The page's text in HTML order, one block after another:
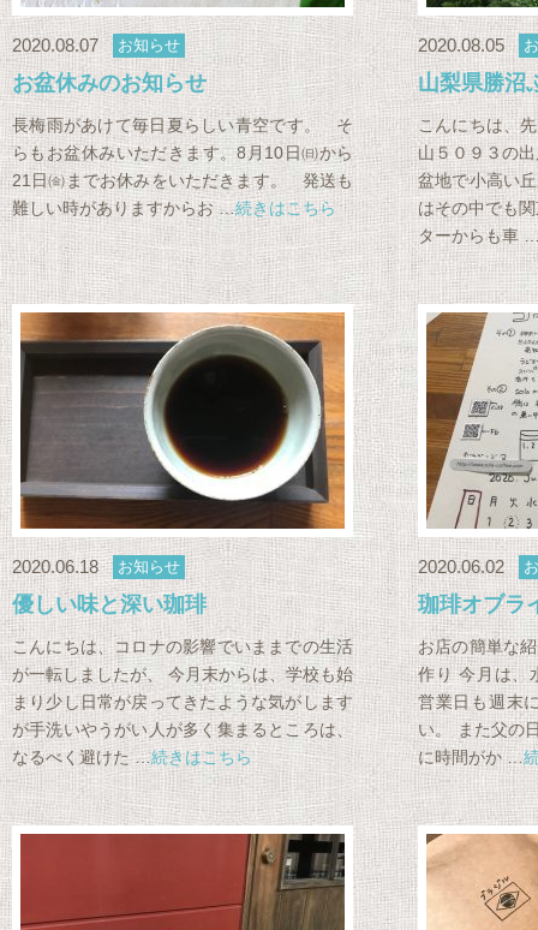
2020.08.07 お知らせ
お盆休みのお知らせ
長梅雨があけて毎日夏らしい青空です。 そ
らもお盆休みいただきます。8月10日㈰から
21日㈮までお休みをいただきます。 発送も
難しい時がありますからお …続きはこちら
2020.08.05
山梨県勝沼
こんにちは、
山５０９３の
盆地で小高い
はその中でも
ターからも車
2020.06.18 お知らせ
優しい味と深い珈琲
こんにちは、コロナの影響でいままでの生活
が一転しましたが、 今月末からは、学校も始
まり少し日常が戻ってきたような気がします
が手洗いやうがい人が多く集まるところは、
なるべく避けた …続きはこちら
2020.06.02
珈琲オブラ
お店の簡単な
作り 今月は、
営業日も週末
い。 また父の
に時間がか …